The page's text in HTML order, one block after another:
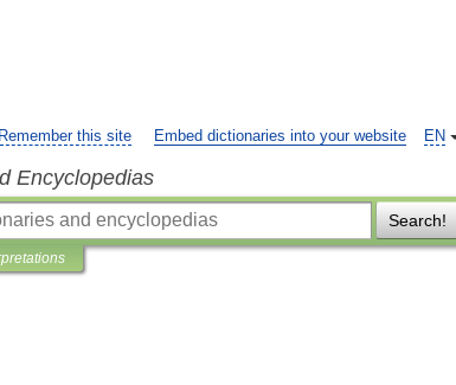
EN
Remember this site Embed dictionaries into your website
Encyclopedias
Search!